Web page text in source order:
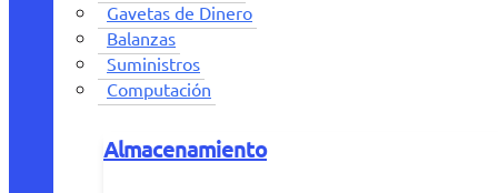
Gavetas de Dinero
Balanzas
Suministros
Computación
Almacenamiento